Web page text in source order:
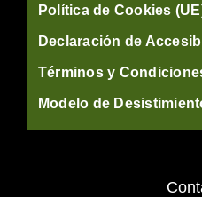
Política de Cookies
Declaración de
Términos y
Modelo de